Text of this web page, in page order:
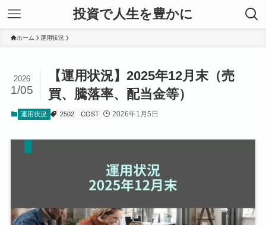
投資で人生を豊かに
ホーム 運用状況
【運用状況】2025年12月末（売
買、騰落率、配当金等）
2026
1/05
運用状況 2502 COST 2026年1月5日